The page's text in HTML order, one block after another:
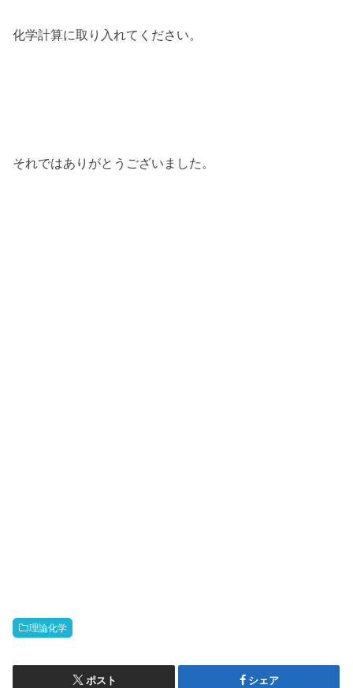
化学計算に取り入れてください。
それではありがとうございました。
理論化学
ポスト シェア